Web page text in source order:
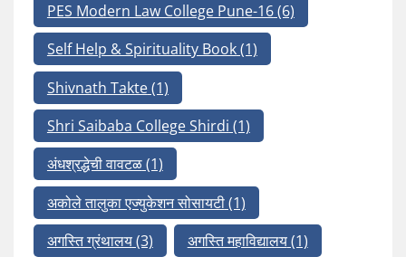
PES Modern Law College Pune-16(6)
Self Help & Spirituality Book(1)
Shivnath Takte(1)
Shri Saibaba College Shirdi (1)
अंधश्रद्धेची वावटळ(1)
अकोले तालुका एज्युकेशन सोसायटी(1)
अगस्ति ग्रंथालय(3) अगस्ति महाविद्यालय(1)